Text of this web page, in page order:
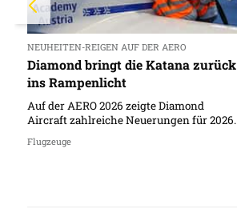
NEUHEITEN-REIGEN AUF DER AERO
Diamond bringt die Katana zurück
ins Rampenlicht
Auf der AERO 2026 zeigte Diamond
Aircraft zahlreiche Neuerungen für 2026.
Flugzeuge